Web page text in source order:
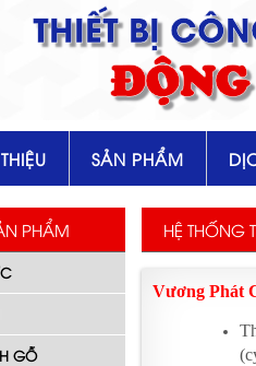
THIẾT BỊ
SẢN PHẨM
PHẨM
GỖ
HỆ THỐNG
Vương Phát